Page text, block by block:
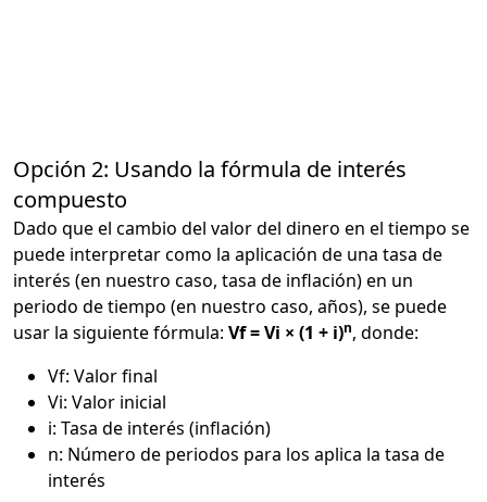
Opción 2: Usando la fórmula de interés
compuesto
Dado que el cambio del valor del dinero en el tiempo se
puede interpretar como la aplicación de una tasa de
interés (en nuestro caso, tasa de inflación) en un
periodo de tiempo (en nuestro caso, años), se puede
usar la siguiente fórmula: Vf = Vi × (1 + i)n, donde:
Vf: Valor final
Vi: Valor inicial
i: Tasa de interés (inflación)
n: Número de periodos para los aplica la tasa de
interés